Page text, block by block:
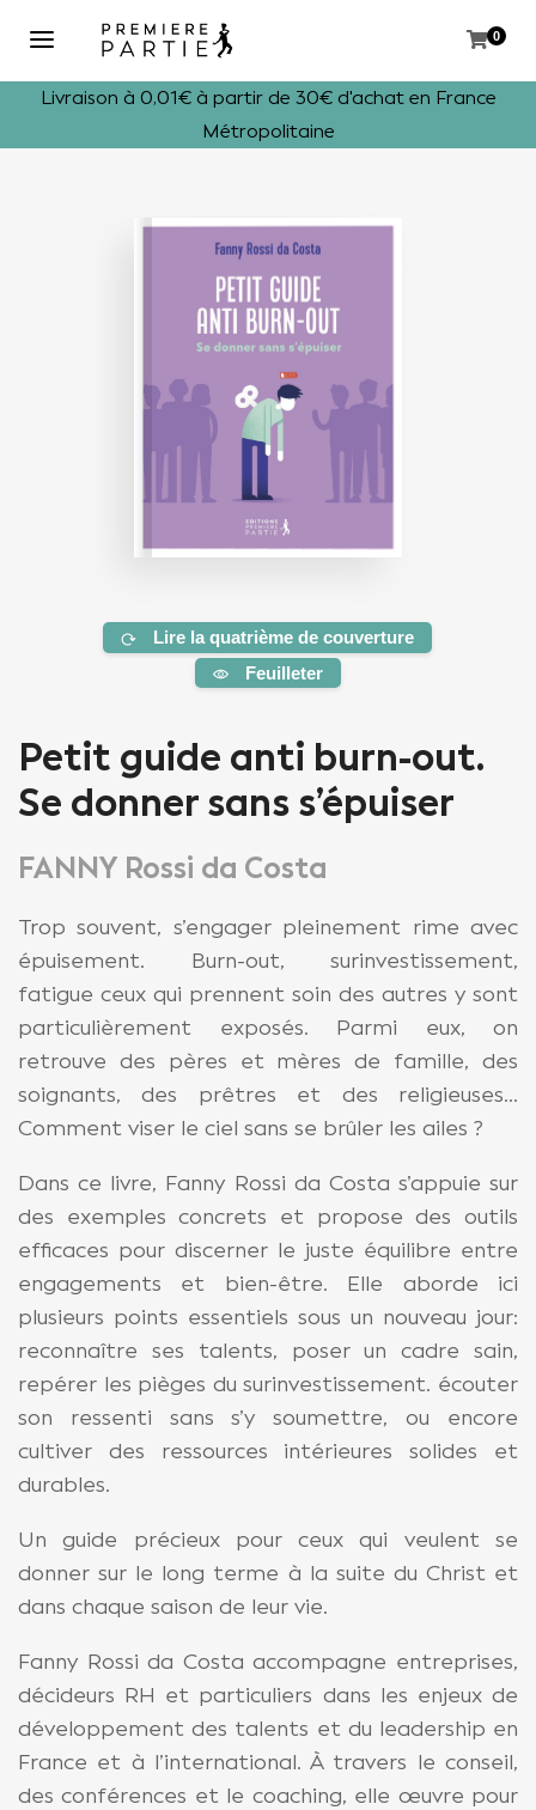
0
Livraison à 0,01€ à partir de 30€ d'achat en France
Métropolitaine
Lire la quatrième de couverture
Feuilleter
Petit guide anti burn-out.
Se donner sans s’épuiser
FANNY Rossi da Costa
Trop souvent, s’engager pleinement rime avec
épuisement. Burn-out, surinvestissement,
fatigue ceux qui prennent soin des autres y sont
particulièrement exposés. Parmi eux, on
retrouve des pères et mères de famille, des
soignants, des prêtres et des religieuses…
Comment viser le ciel sans se brûler les ailes ?
Dans ce livre, Fanny Rossi da Costa s’appuie sur
des exemples concrets et propose des outils
efficaces pour discerner le juste équilibre entre
engagements et bien-être. Elle aborde ici
plusieurs points essentiels sous un nouveau jour:
reconnaître ses talents, poser un cadre sain,
repérer les pièges du surinvestissement. écouter
son ressenti sans s’y soumettre, ou encore
cultiver des ressources intérieures solides et
durables.
Un guide précieux pour ceux qui veulent se
donner sur le long terme à la suite du Christ et
dans chaque saison de leur vie.
Fanny Rossi da Costa accompagne entreprises,
décideurs RH et particuliers dans les enjeux de
développement des talents et du leadership en
France et à l’international. À travers le conseil,
des conférences et le coaching, elle œuvre pour